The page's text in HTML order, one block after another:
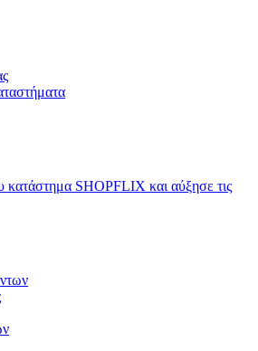
κατάστημα SHOPFLIX και αύξησε τις